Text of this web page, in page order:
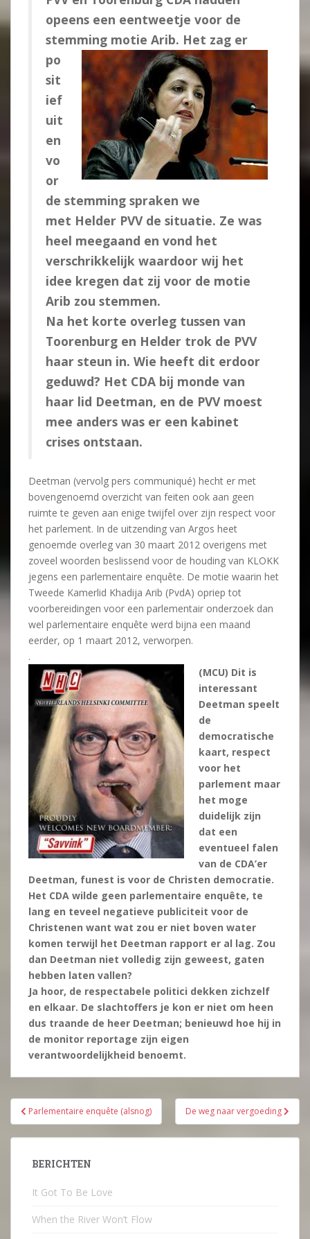
opeens een eentweetje voor de
stemming motie Arib. Het zag er
po
sit
ief
uit
en
vo
or
de stemming spraken we
met Helder PVV de situatie. Ze was
heel meegaand en vond het
verschrikkelijk waardoor wij het
idee kregen dat zij voor de motie
Arib zou stemmen.
Na het korte overleg tussen van
Toorenburg en Helder trok de PVV
haar steun in. Wie heeft dit erdoor
geduwd? Het CDA bij monde van
haar lid Deetman, en de PVV moest
mee anders was er een kabinet
crises ontstaan.
Deetman (vervolg pers communiqué) hecht er met
bovengenoemd overzicht van feiten ook aan geen
ruimte te geven aan enige twijfel over zijn respect voor
het parlement. In de uitzending van Argos heet
genoemde overleg van 30 maart 2012 overigens met
zoveel woorden beslissend voor de houding van KLOKK
jegens een parlementaire enquête. De motie waarin het
Tweede Kamerlid Khadija Arib (PvdA) opriep tot
voorbereidingen voor een parlementair onderzoek dan
wel parlementaire enquête werd bijna een maand
eerder, op 1 maart 2012, verworpen.
.
(MCU) Dit is
interessant
Deetman speelt
de
democratische
kaart, respect
voor het
parlement maar
het moge
duidelijk zijn
dat een
eventueel falen
van de CDA’er
Deetman, funest is voor de Christen democratie.
Het CDA wilde geen parlementaire enquête, te
lang en teveel negatieve publiciteit voor de
Christenen want wat zou er niet boven water
komen terwijl het Deetman rapport er al lag. Zou
dan Deetman niet volledig zijn geweest, gaten
hebben laten vallen?
Ja hoor, de respectabele politici dekken zichzelf
en elkaar. De slachtoffers je kon er niet om heen
dus traande de heer Deetman; benieuwd hoe hij in
de monitor reportage zijn eigen
verantwoordelijkheid benoemt.
Bericht
navigatie
Parlementaire enquête (alsnog) De weg naar vergoeding
BERICHTEN
It Got To Be Love
When the River Won’t Flow